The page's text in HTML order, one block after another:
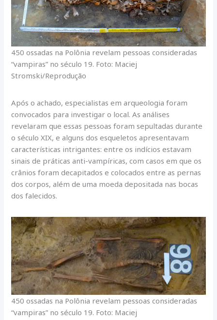
450 ossadas na Polônia revelam pessoas consideradas
“vampiras” no século 19. Foto: Maciej
Stromski/Reprodução
Após o achado, especialistas em arqueologia foram
convocados para investigar o local. As análises
revelaram que essas pessoas foram sepultadas durante
o século XIX, e alguns dos esqueletos apresentavam
características intrigantes: entre os indícios estavam
sinais de práticas anti-vampíricas, com casos em que os
crânios foram decapitados e colocados entre as pernas
dos corpos, além de uma moeda depositada nas bocas
dos falecidos.
450 ossadas na Polônia revelam pessoas consideradas
“vampiras” no século 19. Foto: Maciej